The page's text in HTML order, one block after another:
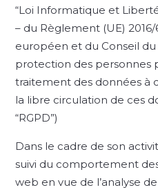
“Loi Informatique et
– du Règlement (UE)
européen et du Conseil du
protection des personnes
traitement des données à
la libre circulation de ces
“RGPD”)
Dans le cadre de son
suivi du comportement
web en vue de l’analyse